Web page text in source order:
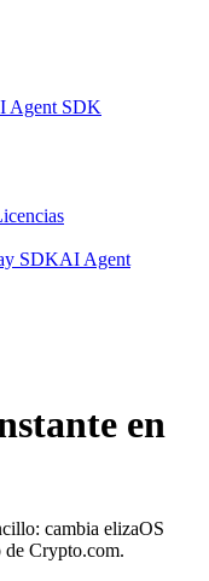
Agent SDK
SDKAI Agent
en
cambia elizaOS
de Crypto.com.